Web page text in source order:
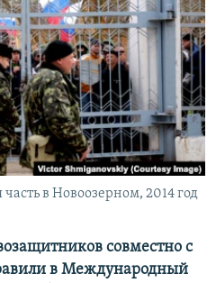
в Новоозерном, 2014 год
совместно с
в Международный